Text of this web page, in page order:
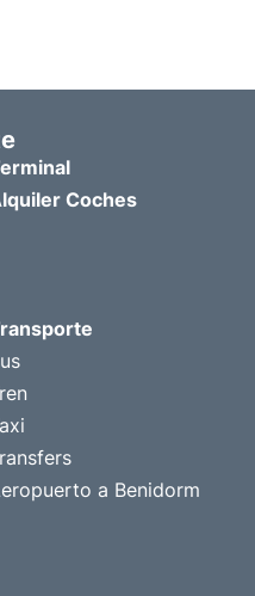
Coches
a Benidorm